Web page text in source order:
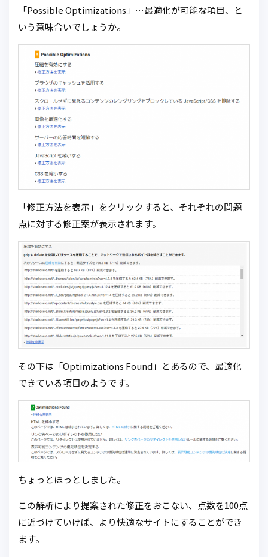
「Possible Optimizations」…最適化が可能な項目、と
いう意味合いでしょうか。
「修正方法を表示」をクリックすると、それぞれの問題
点に対する修正案が表示されます。
その下は「Optimizations Found」とあるので、最適化
できている項目のようです。
ちょっとほっとしました。
この解析により提案された修正をおこない、点数を100点
に近づけていけば、より快適なサイトにすることができ
ます。